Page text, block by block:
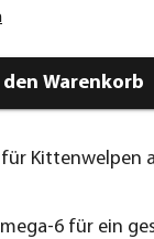
den Warenkorb
Kittenwelpen
6 für ein